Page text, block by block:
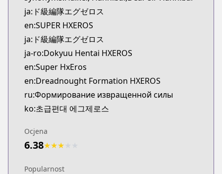
Kitsu
https://kitsu.app/manga/39805
CDJapan
CDJapan
https://www.anime-planet.com/manga/http://
MangaUpdates
MangaUpdates
https://www.mangaupdates.com/
Book☆Walker
Book☆Walker
Official English
Official English
ja:ド級編隊エグゼロス
en:SUPER HXEROS
ja:ド級編隊エグゼロス
ja-ro:Dokyuu Hentai HXEROS
en:Super HxEros
en:Dreadnought Formation HXEROS
ru:Формирование извращенной силы
ko:초급편대 에그제로스
Ocjena
6.38★★★
Popularnost